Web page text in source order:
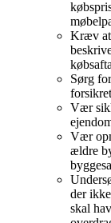
Kræv at
Sørg
Vær
Vær
ældre
der
skal